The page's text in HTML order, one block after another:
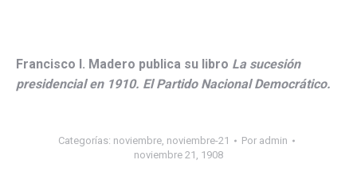
Francisco I. Madero publica su libro La sucesión
presidencial en 1910. El Partido Nacional Democrático.
Categorías: noviembre, noviembre-21 Por admin
noviembre 21, 1908